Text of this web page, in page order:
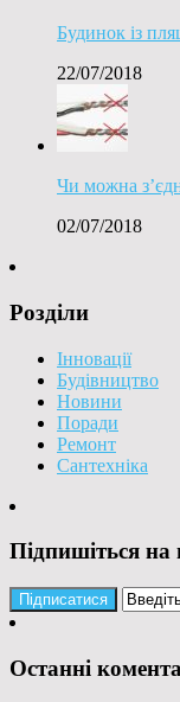
Будинок із
22/07/2018
Чи можна
02/07/2018
Розділи
Інновації
Будівництво
Новини
Поради
Ремонт
Сантехніка
Підпишіться на
Останні